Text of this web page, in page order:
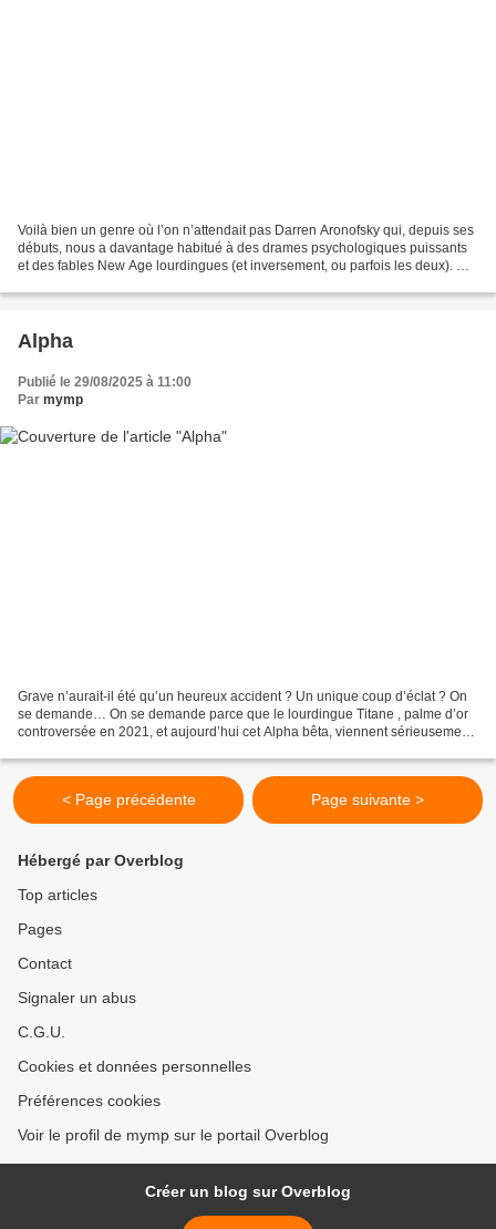
Voilà bien un genre où l’on n’attendait pas Darren Aronofsky qui, depuis ses
débuts, nous a davantage habitué à des drames psychologiques puissants
et des fables New Age lourdingues (et inversement, ou parfois les deux). Un
Alpha
Publié le 29/08/2025 à 11:00
Par mymp
Grave n’aurait-il été qu’un heureux accident ? Un unique coup d’éclat ? On
se demande… On se demande parce que le lourdingue Titane , palme d’or
controversée en 2021, et aujourd’hui cet Alpha bêta, viennent sérieusement
< Page précédente Page suivante >
Hébergé par Overblog
Top articles
Pages
Contact
Signaler un abus
C.G.U.
Cookies et données personnelles
Préférences cookies
Voir le profil de mymp sur le portail Overblog
Créer un blog sur Overblog